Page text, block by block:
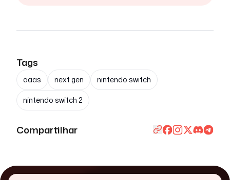
Tags
aaas next gen nintendo switch
nintendo switch 2
Compartilhar